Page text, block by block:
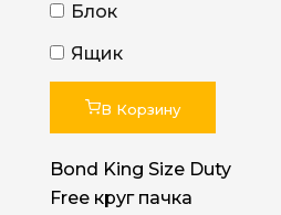
Блок
Ящик
В Корзину
Bond King Size Duty
Free круг пачка